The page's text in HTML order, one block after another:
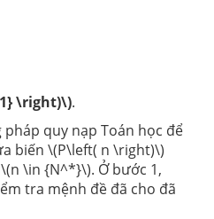
\right)\).
quy nạp Toán học để
biến \(P\left( n \right)\)
\in {N^*}\). Ở bước 1,
tra mệnh đề đã cho đã